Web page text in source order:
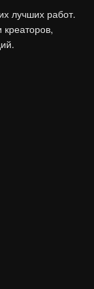
лучших работ.